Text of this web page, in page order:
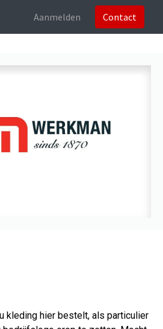
Aanmelden Contact
kleding hier bestelt, als particulier